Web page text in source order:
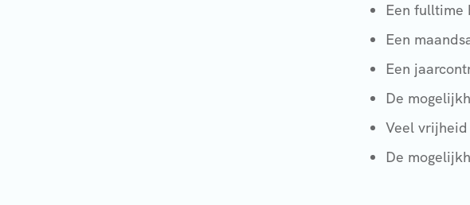
Een fulltime
Een
Een
De
Veel
De